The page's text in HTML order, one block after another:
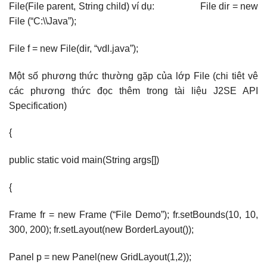
File(File parent, String child) ví dụ: File dir = new
File (“C:\\Java”);
File f = new File(dir, “vdl.java”);
Một số phương thức thường gặp của lớp File (chi tiêt vê
các phương thức đọc thêm trong tài liệu J2SE API
Specification)
{
public static void main(String args[])
{
Frame fr = new Frame (“File Demo”); fr.setBounds(10, 10,
300, 200); fr.setLayout(new BorderLayout());
Panel p = new Panel(new GridLayout(1,2));